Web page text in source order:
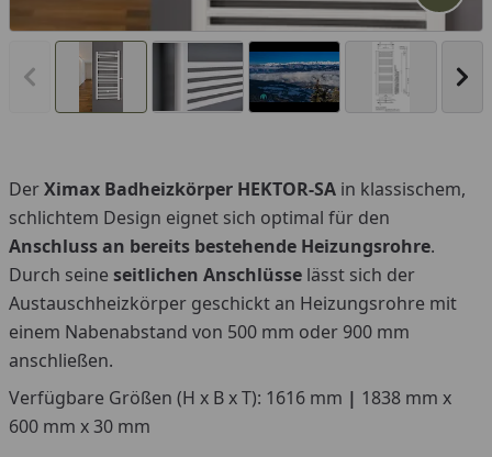
Vorheriges Bild anzeigen
DerXimax Badheizkörper HEKTOR-SA in klassischem,
schlichtem Design eignet sich optimal für den
Anschluss an bereits bestehende Heizungsrohre.
Durch seine seitlichen Anschlüsse lässt sich der
Austauschheizkörper geschickt an Heizungsrohre mit
einem Nabenabstand von 500 mm oder 900 mm
anschließen.
Verfügbare Größen (H x B x T): 1616 mm | 1838 mm x
600 mm x 30 mm